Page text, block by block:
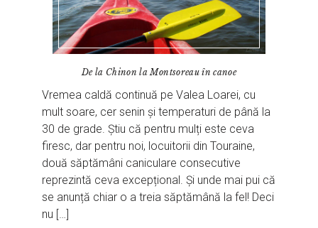
De la Chinon la Montsoreau în canoe
Vremea caldă continuă pe Valea Loarei, cu
mult soare, cer senin și temperaturi de până la
30 de grade. Știu că pentru mulți este ceva
firesc, dar pentru noi, locuitorii din Touraine,
două săptămâni caniculare consecutive
reprezintă ceva excepțional. Și unde mai pui că
se anunță chiar o a treia săptămână la fel! Deci
nu […]